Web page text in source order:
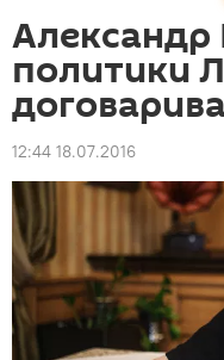
Александр
политики
12:44 18.07.2016